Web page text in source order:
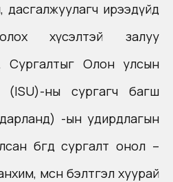
ирээдүйд
хүсэлтэй залуу
Сургалтыг Олон улсын
(ISU)-ны сургагч багш
-ын удирдлагын
бөгөөд сургалт онол –
мөсөн бэлтгэл хуурай